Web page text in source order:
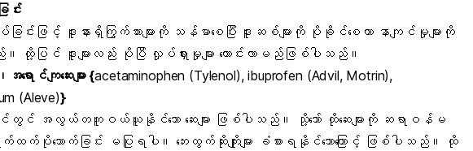
င်း
င်းဖြင့် ဒူးနားရှိကြွက်သားများကို သန်မာစေပြီး ဒူးဆစ်များကို ပိုခိုင်စေကာ နာကျင်မှုများကို
ပြင် ဒူးများလည်း ပိုပြီ လှုပ်ရှားမှုများ ကောင်းလာမည်ဖြစ်ပါသည်။
ရောင်ကျဆေးများ {acetaminophen (Tylenol), ibuprofen (Advil, Motrin),
(Aleve)}
းဆိုင်တွင် အလွယ်တကူဝယ်ယူနိုင်သော ဆေးများ ဖြစ်ပါသည်။ သို့သော် ထိုဆေးများကို ဆရာဝန်မ
က်ပိုသောက်ခြင်း မပြုရပါ။ ဘေးထွက်ဆိုးကျိုးများ ခံစားရနိုင်သောကြောင့် ဖြစ်ပါသည်။ ထို